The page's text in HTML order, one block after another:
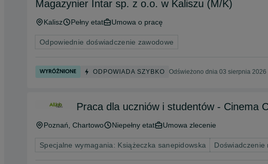
Magazynier Intar sp. z o.o. w Kaliszu (M/K)
Kalisz Pełny etat Umowa o pracę
Odpowiednie doświadczenie zawodowe
ODPOWIADA SZYBKO Odświeżono dnia 03 sierpnia 2026
Praca dla uczniów i studentów - Cinema
Poznań , Chartowo Niepełny etat Umowa zlecenie
Specjalne wymagania: Książeczka sanepidowska Doświadczenie